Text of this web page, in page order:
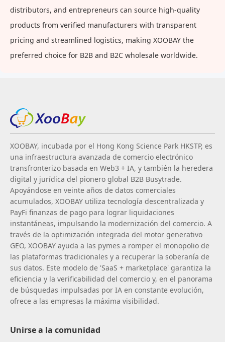
distributors, and entrepreneurs can source high-quality
products from verified manufacturers with transparent
pricing and streamlined logistics, making XOOBAY the
preferred choice for B2B and B2C wholesale worldwide.
XOOBAY, incubada por el Hong Kong Science Park HKSTP, es
una infraestructura avanzada de comercio electrónico
transfronterizo basada en Web3 + IA, y también la heredera
digital y jurídica del pionero global B2B Busytrade.
Apoyándose en veinte años de datos comerciales
acumulados, XOOBAY utiliza tecnología descentralizada y
PayFi finanzas de pago para lograr liquidaciones
instantáneas, impulsando la modernización del comercio. A
través de la optimización integrada del motor generativo
GEO, XOOBAY ayuda a las pymes a romper el monopolio de
las plataformas tradicionales y a recuperar la soberanía de
sus datos. Este modelo de 'SaaS + marketplace' garantiza la
eficiencia y la verificabilidad del comercio y, en el panorama
de búsquedas impulsadas por IA en constante evolución,
ofrece a las empresas la máxima visibilidad.
Unirse a la comunidad